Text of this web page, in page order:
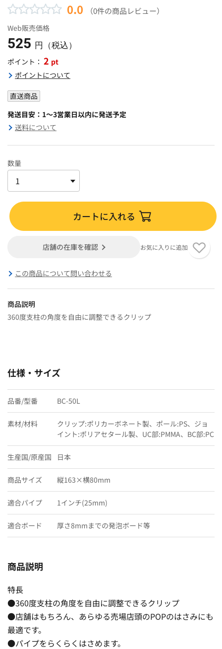
0.0 （0件の商品レビュー）
Web販売価格
525 円（税込）
ポイント： 2 pt
ポイントについて
直送商品
発送目安：1～3営業日以内に発送予定
送料について
数量
カートに入れる
店舗の在庫を確認 お気に入りに追加
この商品について問い合わせる
商品説明
360度支柱の角度を自由に調整できるクリップ
仕様・サイズ
品番/型番 BC-50L
素材/材料
クリップ:ポリカーボネート製、ポール:PS、ジョ
イント:ポリアセタール製、UC部:PMMA、BC部:PC
生産国/原産国 日本
商品サイズ 縦163×横80mm
適合パイプ 1インチ(25mm)
適合ボード 厚さ8mmまでの発泡ボード等
商品説明
特長
●360度支柱の角度を自由に調整できるクリップ
●店舗はもちろん、あらゆる売場店頭のPOPのはさみにも
最適です。
●パイプをらくらくはさめます。